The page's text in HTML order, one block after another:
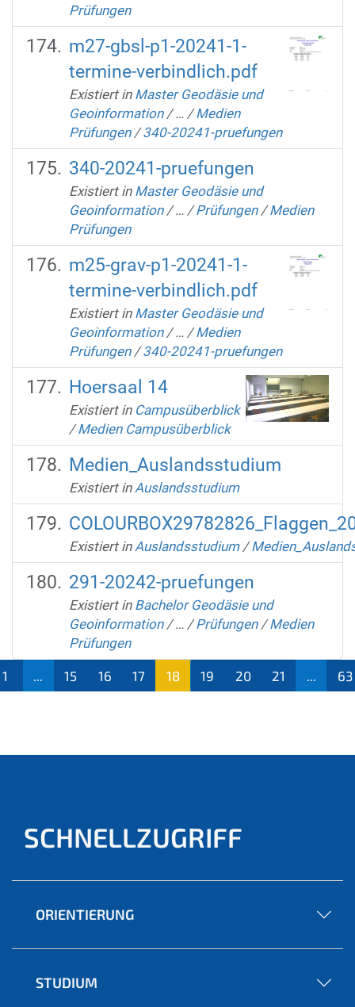
Prüfungen
m27-gbsl-p1-20241-1-
termine-verbindlich.pdf
Existiert in Master Geodäsie und
Geoinformation /… /Medien
Prüfungen /340-20241-pruefungen
340-20241-pruefungen
Existiert in Master Geodäsie und
Geoinformation /… /Prüfungen /Medien
Prüfungen
m25-grav-p1-20241-1-
termine-verbindlich.pdf
Existiert in Master Geodäsie und
Geoinformation /… /Medien
Prüfungen /340-20241-pruefungen
Hoersaal 14
Existiert in Campusüberblick
/Medien Campusüberblick
Medien_Auslandsstudium
Existiert in Auslandsstudium
Existiert in Auslandsstudium /
291-20242-pruefungen
Existiert in Bachelor Geodäsie und
Geoinformation /… /Prüfungen /Medien
Prüfungen
1 15 16 17
18
19 20 21 63
SCHNELLZUGRIFF
ORIENTIERUNG
STUDIUM